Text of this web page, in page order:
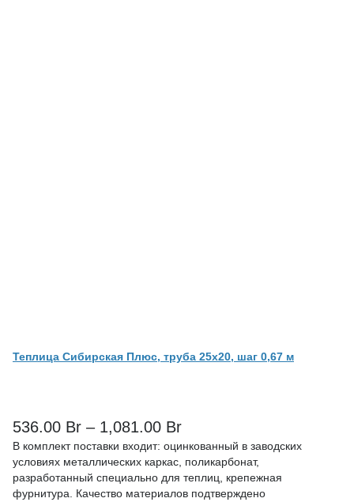
Теплица Сибирская Плюс, труба 25х20, шаг 0,67 м
536.00 Br – 1,081.00 Br
В комплект поставки входит: оцинкованный в заводских
условиях металлических каркас, поликарбонат,
разработанный специально для теплиц, крепежная
фурнитура. Качество материалов подтверждено